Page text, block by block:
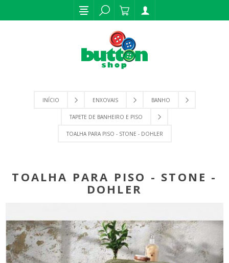
INÍCIO ENXOVAIS BANHO
TAPETE DE BANHEIRO E PISO
TOALHA PARA PISO - STONE - DOHLER
TOALHA PARA PISO - STONE -
DOHLER